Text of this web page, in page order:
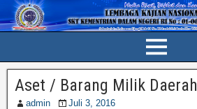
Aset / Barang Milik Daerah
admin Juli 3, 2016